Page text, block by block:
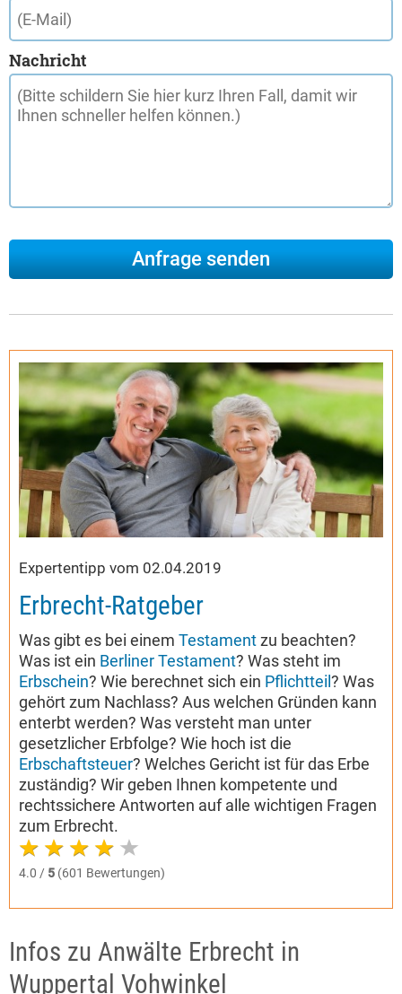
Nachricht
Expertentipp vom 02.04.2019
Erbrecht-Ratgeber
Was gibt es bei einem Testamentzu beachten?
Was ist ein Berliner Testament? Was steht im
Erbschein? Wie berechnet sich ein Pflichtteil ? Was
gehört zum Nachlass? Aus welchen Gründen kann
enterbt werden? Was versteht man unter
gesetzlicher Erbfolge? Wie hoch ist die
Erbschaftsteuer? Welches Gericht ist für das Erbe
zuständig? Wir geben Ihnen kompetente und
rechtssichere Antworten auf alle wichtigen Fragen
zum Erbrecht.
4.0 / 5 (601 Bewertungen)
Infos zu Anwälte Erbrecht in
Wuppertal Vohwinkel